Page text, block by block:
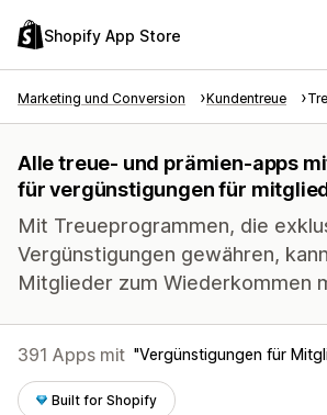
Shopify App Store
Marketing und Conversion Kundentreue
Alle treue- und prämien-apps
für vergünstigungen für
Mit Treueprogrammen, die
Vergünstigungen gewähren,
Mitglieder zum Wiederkommen
391 Apps mit Vergünstigungen für
Built for Shopify